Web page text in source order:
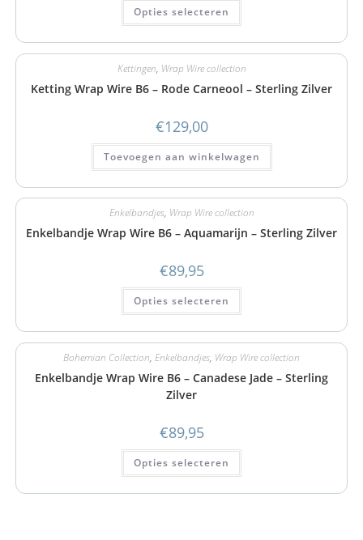
Opties selecteren
Kettingen, Wrap Wire collection
Ketting Wrap Wire B6 – Rode Carneool – Sterling Zilver
€129,00
Toevoegen aan winkelwagen
Enkelbandjes, Wrap Wire collection
Enkelbandje Wrap Wire B6 – Aquamarijn – Sterling Zilver
€89,95
Opties selecteren
Bohemian Collection, Enkelbandjes, Wrap Wire collection
Enkelbandje Wrap Wire B6 – Canadese Jade – Sterling
Zilver
€89,95
Opties selecteren